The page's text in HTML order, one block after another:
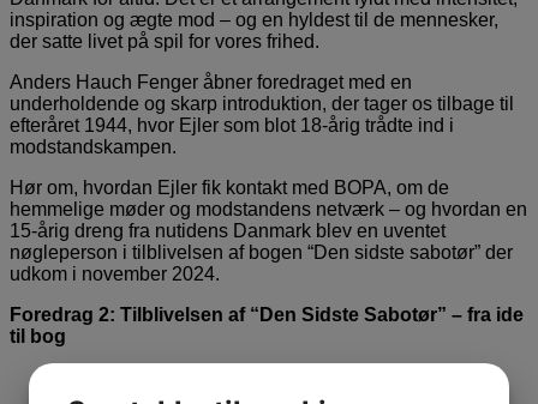
inspiration og ægte mod – og en hyldest til de mennesker,
der satte livet på spil for vores frihed.
Anders Hauch Fenger åbner foredraget med en
underholdende og skarp introduktion, der tager os tilbage til
efteråret 1944, hvor Ejler som blot 18-årig trådte ind i
modstandskampen.
Hør om, hvordan Ejler fik kontakt med BOPA, om de
hemmelige møder og modstandens netværk – og hvordan en
15-årig dreng fra nutidens Danmark blev en uventet
nøgleperson i tilblivelsen af bogen “Den sidste sabotør” der
udkom i november 2024.
Foredrag 2: Tilblivelsen af “Den Sidste Sabotør” – fra ide
til bog